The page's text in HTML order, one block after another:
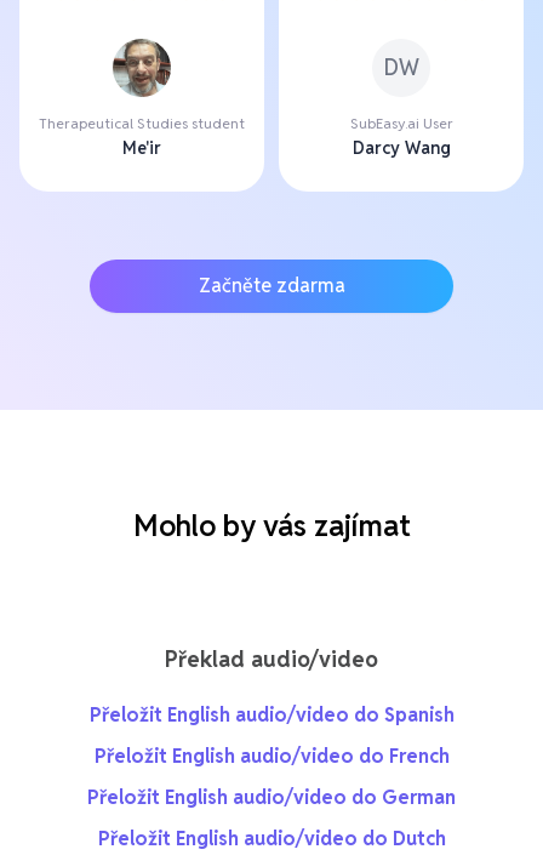
Therapeutical Studies student
Me'ir
DW
SubEasy.ai User
Darcy Wang
Začněte zdarma
Mohlo by vás zajímat
Překlad audio/video
Přeložit English audio/video do Spanish
Přeložit English audio/video do French
Přeložit English audio/video do German
Přeložit English audio/video do Dutch